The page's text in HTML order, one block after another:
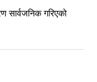
सार्वजनिक गरिएको